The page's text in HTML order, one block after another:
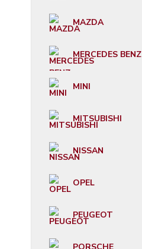
MAZDA
MERCEDES BENZ
MINI
MITSUBISHI
NISSAN
OPEL
PEUGEOT